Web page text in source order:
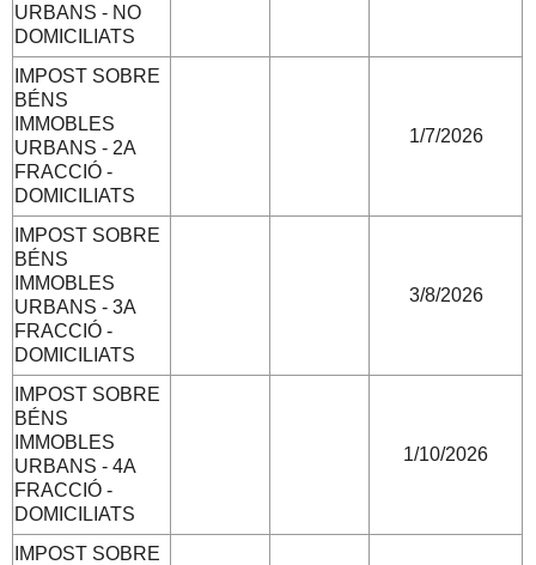
URBANS - NO
DOMICILIATS
IMPOST SOBRE
BÉNS
IMMOBLES
URBANS - 2A
FRACCIÓ -
DOMICILIATS
1/7/2026
IMPOST SOBRE
BÉNS
IMMOBLES
URBANS - 3A
FRACCIÓ -
DOMICILIATS
3/8/2026
IMPOST SOBRE
BÉNS
IMMOBLES
URBANS - 4A
FRACCIÓ -
DOMICILIATS
1/10/2026
IMPOST SOBRE